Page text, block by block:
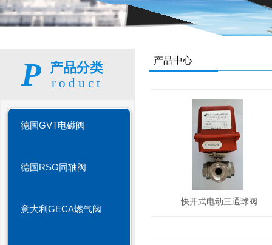
产品中心
P 产品分类
roduct
快开式电动三通球阀
德国GVT电磁阀
德国RSG同轴阀
意大利GECA燃气阀